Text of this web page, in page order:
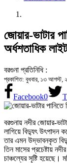
জোয়ার-ভাটার
অর্ধশতাধিক
বরগুনা প্রতিনিধি :
প্রকাশিত: বুধবার, ১৩
Facebook0
বরগুনায় নদীর জোয়ার-
লাগিয়ে বিদ্যুৎ উৎপাদন
তার এমন উদ্ভাবনকৃত
তিন মাসের প্রচেষ্টায়
চাঞ্চল্যের সৃষ্টি হয়েছে।